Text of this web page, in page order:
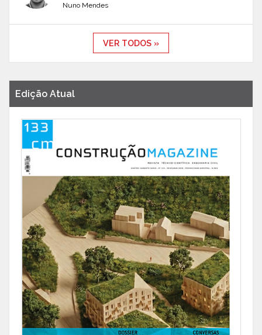
Nuno Mendes
VER TODOS »
Edição Atual